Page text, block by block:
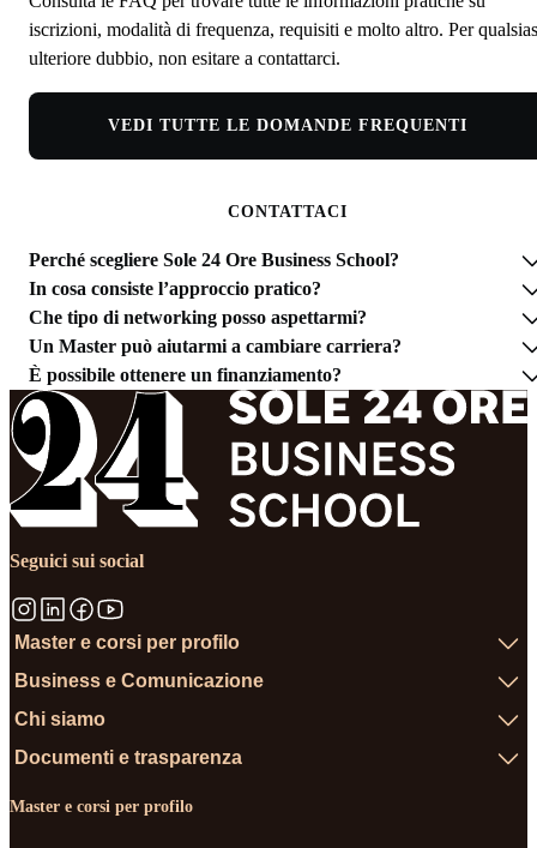
iscrizioni, modalità di frequenza, requisiti e molto altro. Per
ulteriore dubbio, non esitare a contattarci.
VEDI TUTTE LE DOMANDE FREQUENTI
CONTATTACI
Perché scegliere Sole 24 Ore Business School?
In cosa consiste l’approccio pratico?
Che tipo di networking posso aspettarmi?
Un Master può aiutarmi a cambiare carriera?
È possibile ottenere un finanziamento?
Seguici sui social
Master e corsi per profilo
Business e Comunicazione
Chi siamo
Documenti e trasparenza
Master e corsi per profilo